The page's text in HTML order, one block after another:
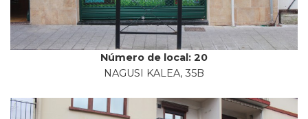
Número de local: 20
NAGUSI KALEA, 35B